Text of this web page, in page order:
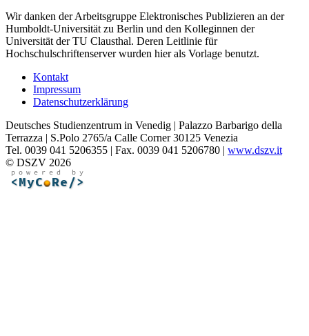
Wir danken der Arbeitsgruppe Elektronisches Publizieren an der
Humboldt-Universität zu Berlin und den Kolleginnen der
Universität der TU Clausthal. Deren Leitlinie für
Hochschulschriftenserver wurden hier als Vorlage benutzt.
Kontakt
Impressum
Datenschutzerklärung
Deutsches Studienzentrum in Venedig | Palazzo Barbarigo della
Terrazza | S.Polo 2765/a Calle Corner 30125 Venezia
Tel. 0039 041 5206355 | Fax. 0039 041 5206780 | www.dszv.it
© DSZV 2026